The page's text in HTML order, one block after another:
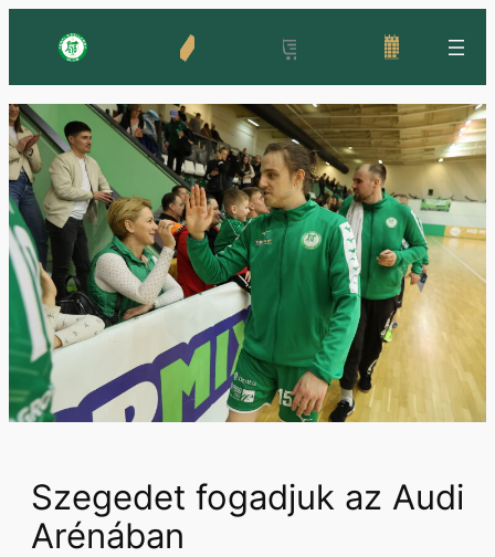
tartalomhoz
Szegedet fogadjuk az Audi
Arénában